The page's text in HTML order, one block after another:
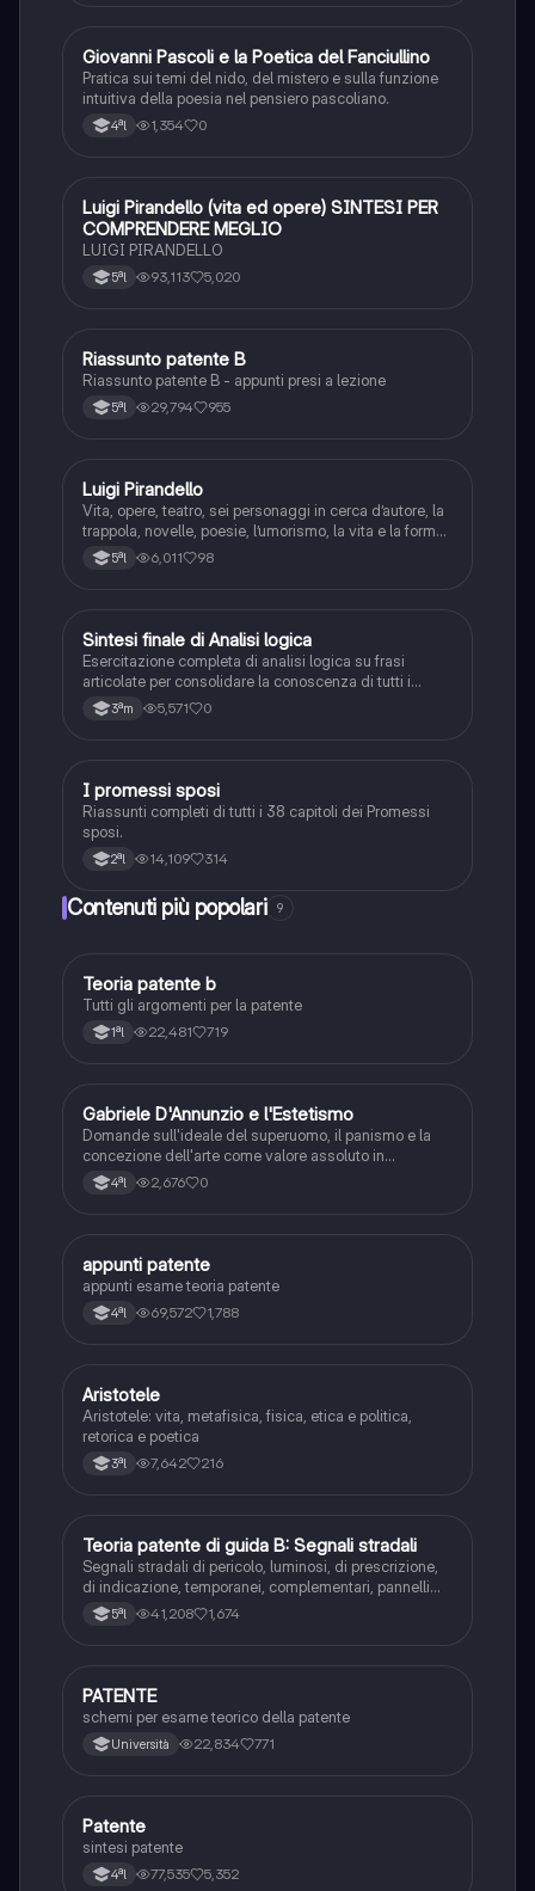
GItaliano
Giovanni Pascoli e la Poetica del Fanciullino
Pratica sui temi del nido, del mistero e sulla funzione
intuitiva della poesia nel pensiero pascoliano.
4ªl 1,354 0
Italiano
Luigi Pirandello (vita ed opere) SINTESI PER
COMPRENDERE MEGLIO
LUIGI PIRANDELLO
5ªl 93,113 5,020
Italiano
Riassunto patente B
Riassunto patente B - appunti presi a lezione
5ªl 29,794 955
Italiano
Luigi Pirandello
Vita, opere, teatro, sei personaggi in cerca d’autore, la
trappola, novelle, poesie, l’umorismo, la vita e la forma,
frantumazione dell’Io, la civiltà moderna e
l’alienazione, il treno ha fischiato, canta l’epistola, i
5ªl 6,011 98
SItaliano
Sintesi finale di Analisi logica
Esercitazione completa di analisi logica su frasi
articolate per consolidare la conoscenza di tutti i
complementi.
3ªm 5,571 0
Italiano
I promessi sposi
Riassunti completi di tutti i 38 capitoli dei Promessi
sposi.
2ªl 14,109 314
Contenuti più popolari 9
Altro
Teoria patente b
Tutti gli argomenti per la patente
1ªl 22,481 719
GItaliano
Gabriele D'Annunzio e l'Estetismo
Domande sull'ideale del superuomo, il panismo e la
concezione dell'arte come valore assoluto in
D'Annunzio.
4ªl 2,676 0
Altro
appunti patente
appunti esame teoria patente
4ªl 69,572 1,788
Filosofia
Aristotele
Aristotele: vita, metafisica, fisica, etica e politica,
retorica e poetica
3ªl 7,642 216
Ed. civ.
Teoria patente di guida B: Segnali stradali
Segnali stradali di pericolo, luminosi, di prescrizione,
di indicazione, temporanei, complementari, pannelli
integrativi, segnaletica orizzontale, segnalazioni
agenti del traffico, distanza di visibilità per l‘arresto,
5ªl 41,208 1,674
Altro
PATENTE
schemi per esame teorico della patente
Università 22,834 771
Altro
Patente
sintesi patente
4ªl 77,535 5,352